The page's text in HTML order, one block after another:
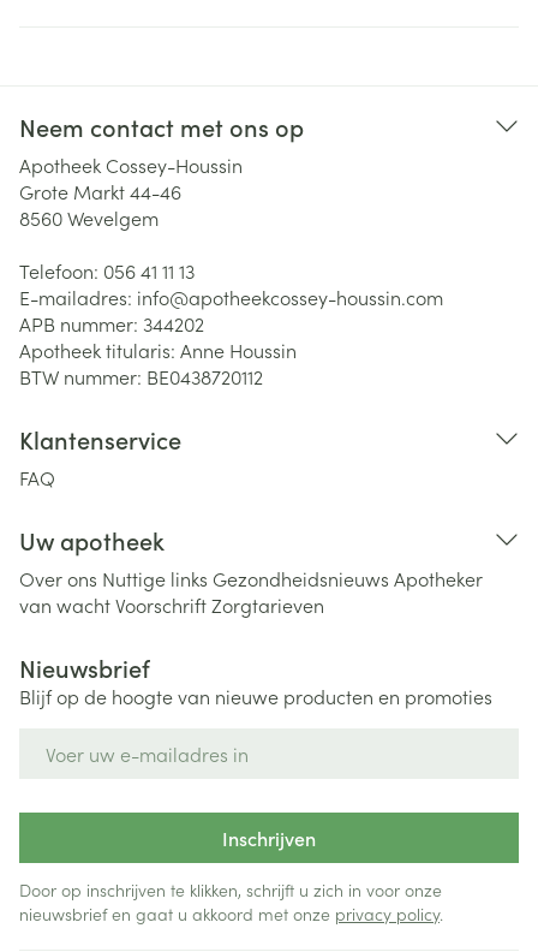
Neem contact met ons op
Apotheek Cossey-Houssin
Grote Markt 44-46
8560Wevelgem
Telefoon: 056 41 11 13
E-mailadres: info@apotheekcossey-houssin.com
APB nummer: 344202
Apotheek titularis: Anne Houssin
BTW nummer: BE0438720112
Klantenservice
FAQ
Uw apotheek
Over ons Nuttige links Gezondheidsnieuws Apotheker
van wachtVoorschriftZorgtarieven
Nieuwsbrief
Blijf op de hoogte van nieuwe producten en promoties
Inschrijven
Door op inschrijven te klikken, schrijft u zich in voor onze
nieuwsbrief en gaat u akkoord met onze privacy policy.